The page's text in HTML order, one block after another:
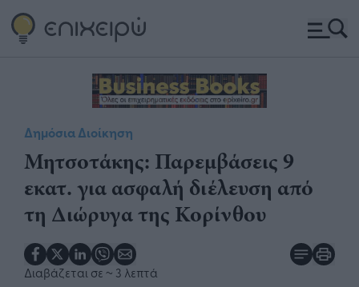
Δημόσια Διοίκηση
Μητσοτάκης: Παρεμβάσεις 9
εκατ. για ασφαλή διέλευση από
τη Διώρυγα της Κορίνθου​
Διαβάζεται σε ~ 3 λεπτά